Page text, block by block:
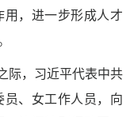
，进一步形成人才
际，习近平代表中共
、女工作人员，向